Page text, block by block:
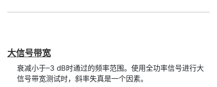
大信号带宽
衰减小于–3 dB时通过的频率范围。使用全功率信号进行大
信号带宽测试时，斜率失真是一个因素。